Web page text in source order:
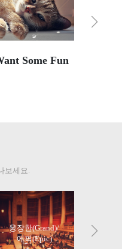
Some Fun
보세요.
웅장한(Grand)/
에픽(Epic)